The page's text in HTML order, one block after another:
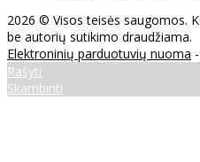
2026 © Visos teisės saugomos.
be autorių sutikimo draudžiama.
Elektroninių parduotuvių nuoma -
Rašyti
Skambinti